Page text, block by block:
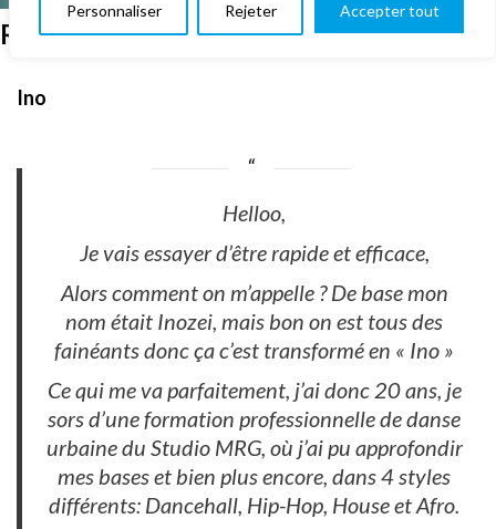
Personnaliser Rejeter Accepter tout
Ragga dance hall
Ino
Helloo,
Je vais essayer d’être rapide et efficace,
Alors comment on m’appelle ? De base mon
nom était Inozei, mais bon on est tous des
fainéants donc ça c’est transformé en « Ino »
Ce qui me va parfaitement, j’ai donc 20 ans, je
sors d’une formation professionnelle de danse
urbaine du Studio MRG, où j’ai pu approfondir
mes bases et bien plus encore, dans 4 styles
différents: Dancehall, Hip-Hop, House et Afro.